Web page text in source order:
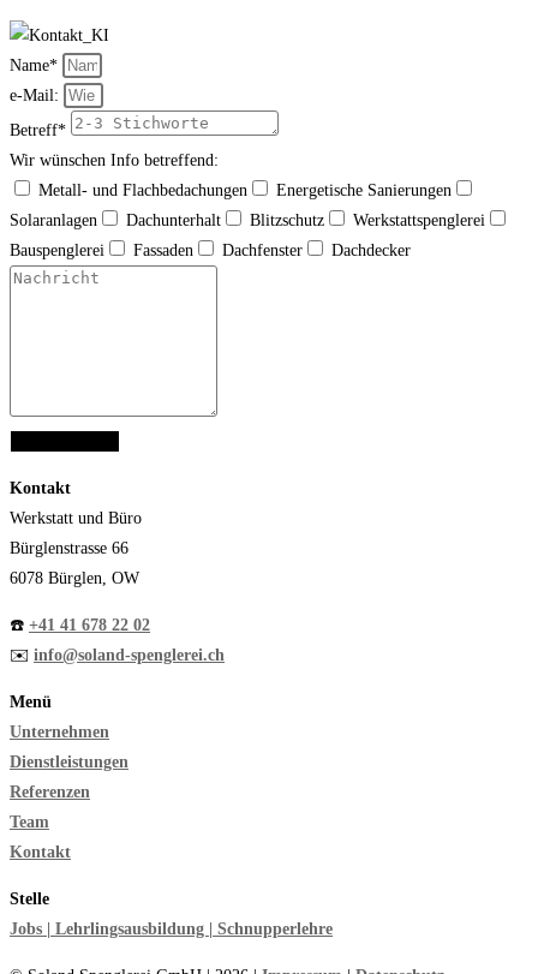
Name*
e-Mail:
Betreff*
Wir wünschen Info betreffend:
Metall- und Flachbedachungen
Energetische Sanierungen
Solaranlagen
Dachunterhalt Blitzschutz
Werkstattspenglerei
Bauspenglerei
Fassaden Dachfenster Dachdecker
Kontakt
Werkstatt und Büro
Bürglenstrasse 66
6078 Bürglen, OW
☎️ +41 41 678 22 02
✉️ info@soland-spenglerei.ch
Menü
Unternehmen
Dienstleistungen
Referenzen
Team
Kontakt
Stelle
Jobs | Lehrlingsausbildung | Schnupperlehre